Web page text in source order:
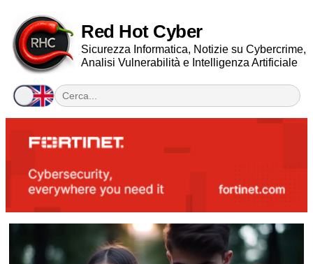
Red Hot Cyber
Sicurezza Informatica, Notizie su Cybercrime,
Analisi Vulnerabilità e Intelligenza Artificiale